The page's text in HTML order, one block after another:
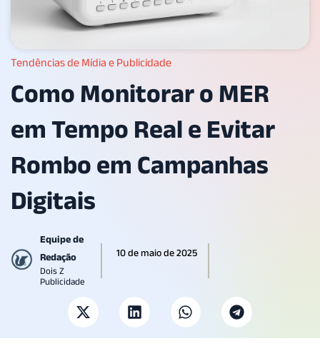
Tendências de Mídia e Publicidade
Como Monitorar o MER
em Tempo Real e Evitar
Rombo em Campanhas
Digitais
Equipe de
Redação
Dois Z
Publicidade
10 de maio de 2025